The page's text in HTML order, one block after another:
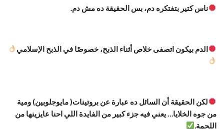
ناس كتير بتفتكره دم، بس الحقيقة ده مش دم.
الدم بيكون اتصفى خلاص أثناء الذبح، خصوصًا في الذبح الإسلامي
لكن الحقيقة أن السائل ده عبارة عن بروتينات( مايوجلوبين) ومية
من جوه الخلايا… يعني فيه جزء كبير من الفايدة اللي احنا عايزينها من
اللحمة.